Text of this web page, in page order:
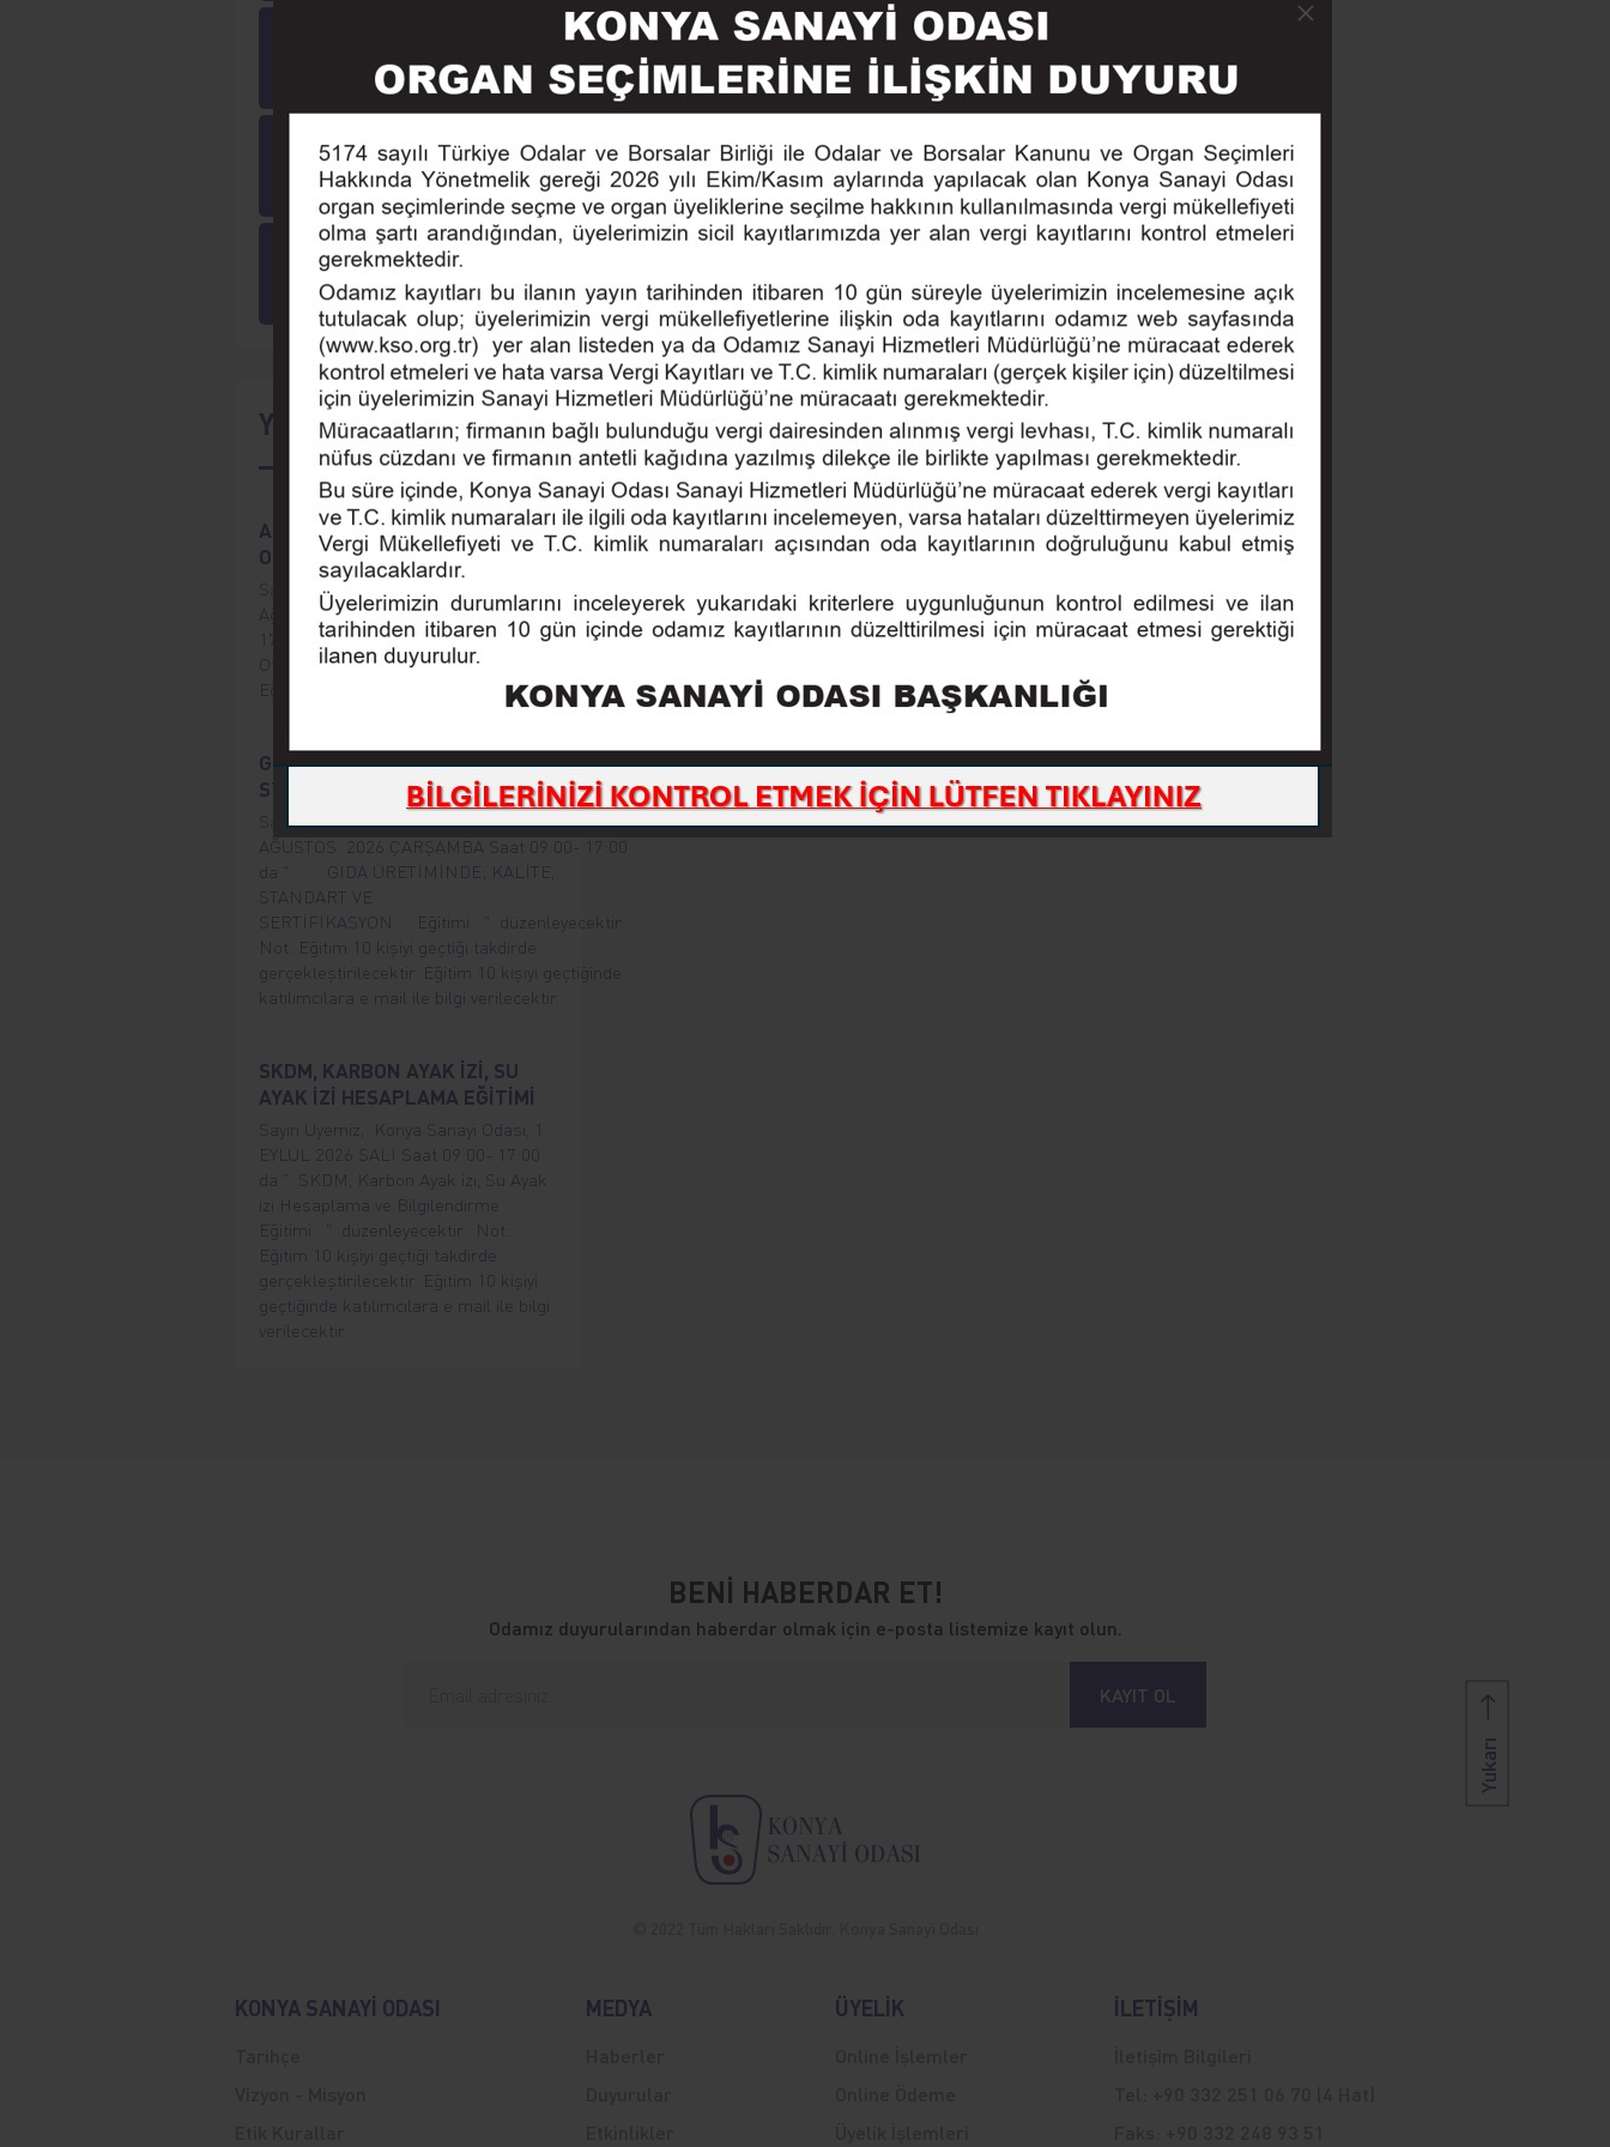
Online İşlemler Tarihçe
Eğitim Seminer
Yaklaşan Etkinlikler
AKILLI TARIM MAKİNELERİ VE
OTOMASYON
Sayın Üyemiz, Konya Sanayi Odası, 12
Ağustos 2026 Çarşamba, saat 09.00-
17.00’da “Akıllı Tarım Makineleri ve
Otomasyon” eğitimi düzenleyecektir.
Eğitim herkes için ücretsizdir.
GIDA ÜRETİMİNDE: KALİTE,
STANDART VE SERTİFİKASYON
Sayın Üyemiz, Konya Sanayi Odası, 26
AĞUSTOS 2026 ÇARŞAMBA Saat 09:00- 17:00
da " GIDA ÜRETİMİNDE; KALİTE,
STANDART VE
SERTİFİKASYON Eğitimi " düzenleyecektir.
Not: Eğitim 10 kişiyi geçtiği takdirde
gerçekleştirilecektir. Eğitim 10 kişiyi geçtiğinde
katılımcılara e mail ile bilgi verilecektir.
SKDM, KARBON AYAK İZİ, SU
AYAK İZİ HESAPLAMA EĞİTİMİ
Sayın Üyemiz, Konya Sanayi Odası, 1
EYLÜL 2026 SALI Saat 09:00- 17:00
da " SKDM, Karbon Ayak izi, Su Ayak
izi Hesaplama ve Bilgilendirme
Eğitimi " düzenleyecektir. Not:
Eğitim 10 kişiyi geçtiği takdirde
gerçekleştirilecektir. Eğitim 10 kişiyi
geçtiğinde katılımcılara e mail ile bilgi
verilecektir.
Yukarı
BENİ HABERDAR ET!
Odamız duyurularından haberdar olmak için e-posta listemize kayıt olun.
KAYIT OL
KONYA SANAYİ ODASI MEDYA ÜYELİK İLETİŞİM